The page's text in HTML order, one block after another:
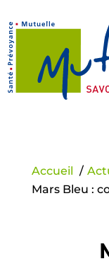
Accueil
Mars Bleu :